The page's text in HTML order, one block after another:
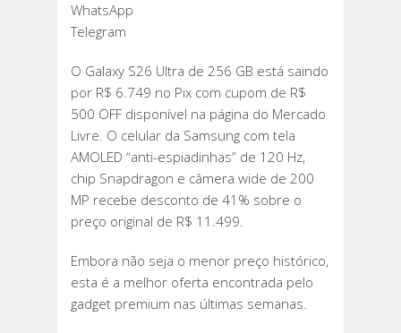
WhatsApp
Telegram
O Galaxy S26 Ultra de 256 GB está saindo
por R$ 6.749 no Pix com cupom de R$
500 OFF disponível na página do Mercado
Livre. O celular da Samsung com tela
AMOLED “anti-espiadinhas” de 120 Hz,
chip Snapdragon e câmera wide de 200
MP recebe desconto de 41% sobre o
preço original de R$ 11.499.
Embora não seja o menor preço histórico,
esta é a melhor oferta encontrada pelo
gadget premium nas últimas semanas.